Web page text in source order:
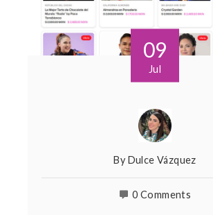
09
Jul
By Dulce Vázquez
0 Comments